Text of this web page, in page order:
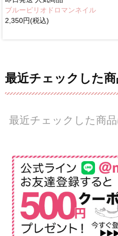
ブルーピリオドロマンネイル
2,350円(税込)
最近チェックした
最近チェックした商